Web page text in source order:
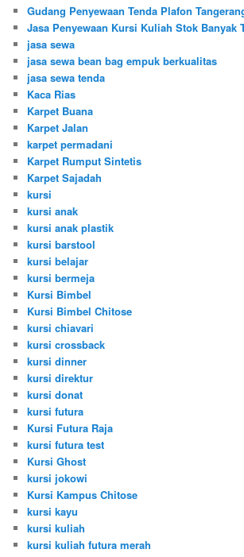
Gudang Penyewaan Tenda Plafon
Jasa Penyewaan Kursi Kuliah Stok Banyak
jasa sewa
jasa sewa bean bag empuk berkualitas
jasa sewa tenda
Kaca Rias
Karpet Buana
Karpet Jalan
karpet permadani
Karpet Rumput Sintetis
Karpet Sajadah
kursi
kursi anak
kursi anak plastik
kursi barstool
kursi belajar
kursi bermeja
Kursi Bimbel
Kursi Bimbel Chitose
kursi chiavari
kursi crossback
kursi dinner
kursi direktur
kursi donat
kursi futura
Kursi Futura Raja
kursi futura test
Kursi Ghost
kursi jokowi
Kursi Kampus Chitose
kursi kayu
kursi kuliah
kursi kuliah futura merah